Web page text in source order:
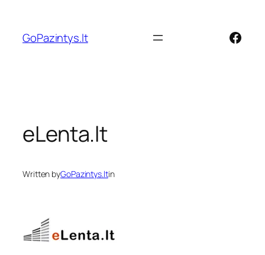
turinio
GoPazintys.lt
eLenta.lt
Written byGoPazintys.ltin